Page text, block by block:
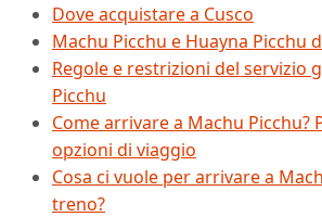
Dove acquistare a Cusco
Machu Picchu e Huayna Picchu
Regole e restrizioni del servizio
Picchu
Come arrivare a Machu Picchu?
opzioni di viaggio
Cosa ci vuole per arrivare a
treno?